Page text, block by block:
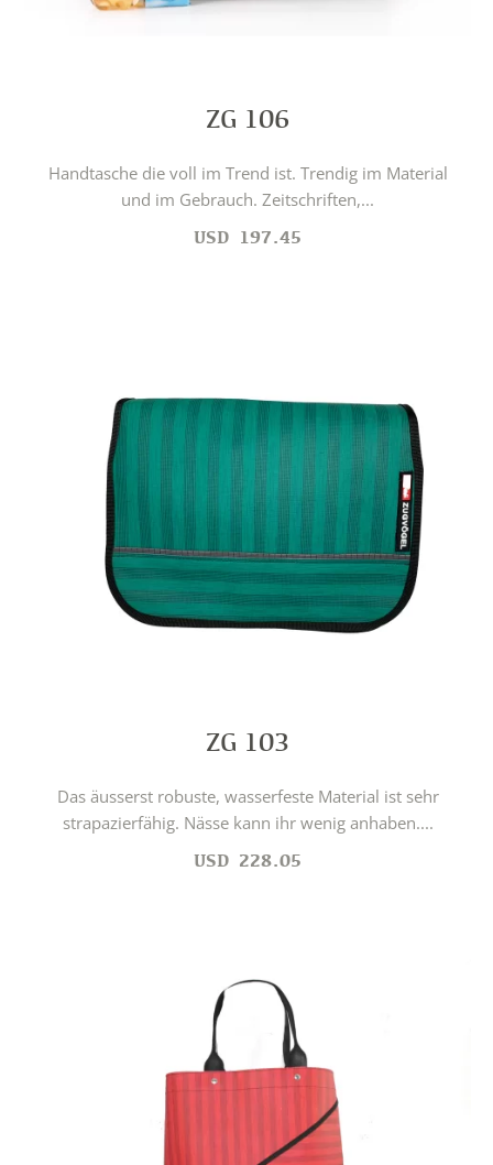
ZG 106
Handtasche die voll im Trend ist. Trendig im Material
und im Gebrauch. Zeitschriften,...
USD 197.45
ZG 103
Das äusserst robuste, wasserfeste Material ist sehr
strapazierfähig. Nässe kann ihr wenig anhaben....
USD 228.05